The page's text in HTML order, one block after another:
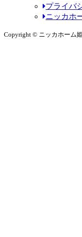
プライバ
ニッカホ
Copyright © ニッカホーム